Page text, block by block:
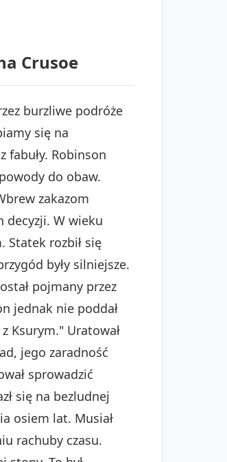
Crusoe
burzliwe podróże
się na
fabuły. Robinson
do obaw.
zakazom
decyzji. W wieku
Statek rozbił się
były silniejsze.
pojmany przez
jednak nie poddał
Ksurym." Uratował
jego zaradność
sprowadzić
się na bezludnej
osiem lat. Musiał
rachuby czasu.